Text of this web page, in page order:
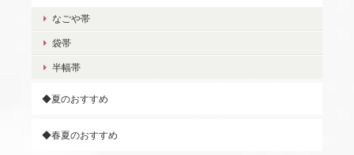
なごや帯
袋帯
半幅帯
◆夏のおすすめ
◆春夏のおすすめ